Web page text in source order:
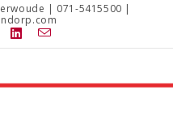
| 071-5415500 |